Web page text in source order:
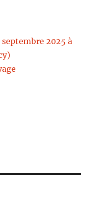
septembre 2025 à